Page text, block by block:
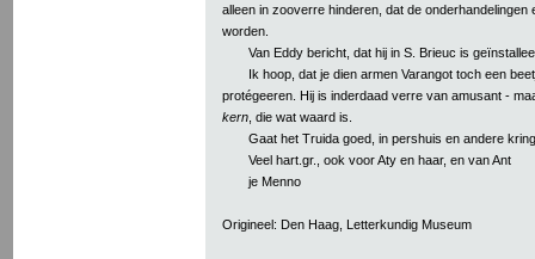
alleen in zooverre hinderen, dat de onderhandelingen
worden.
Van Eddy bericht, dat hij in S. Brieuc is
Ik hoop, dat je dien armen Varangot toch een
protégeeren. Hij is inderdaad verre van amusant -
kern , die wat waard is.
Gaat het Truida goed, in pershuis en andere
Veel hart.gr., ook voor Aty en haar, en van Ant
je Menno
Origineel: Den Haag, Letterkundig Museum